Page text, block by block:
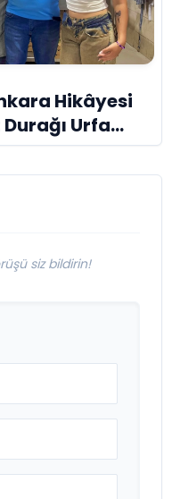
Hikâyesi
Urfa
siz bildirin!